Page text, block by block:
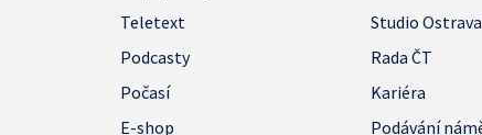
Teletext
Studio Ostrava
Podcasty
Rada ČT
Počasí
Kariéra
E-shop
Podávání